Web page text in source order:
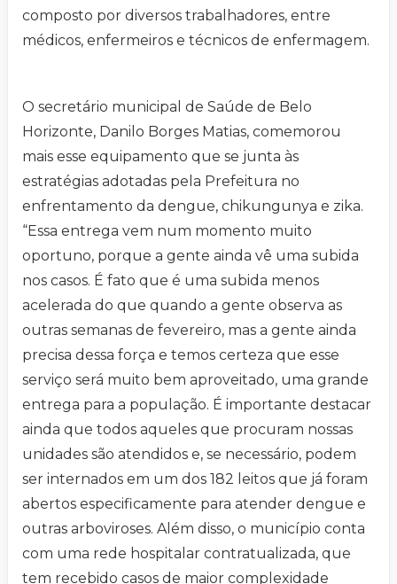
composto por diversos trabalhadores, entre
médicos, enfermeiros e técnicos de enfermagem.
O secretário municipal de Saúde de Belo
Horizonte, Danilo Borges Matias, comemorou
mais esse equipamento que se junta às
estratégias adotadas pela Prefeitura no
enfrentamento da dengue, chikungunya e zika.
“Essa entrega vem num momento muito
oportuno, porque a gente ainda vê uma subida
nos casos. É fato que é uma subida menos
acelerada do que quando a gente observa as
outras semanas de fevereiro, mas a gente ainda
precisa dessa força e temos certeza que esse
serviço será muito bem aproveitado, uma grande
entrega para a população. É importante destacar
ainda que todos aqueles que procuram nossas
unidades são atendidos e, se necessário, podem
ser internados em um dos 182 leitos que já foram
abertos especificamente para atender dengue e
outras arboviroses. Além disso, o município conta
com uma rede hospitalar contratualizada, que
tem recebido casos de maior complexidade